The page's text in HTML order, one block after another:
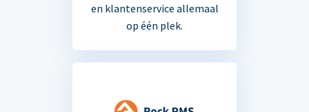
en klantenservice allemaal
op één plek.